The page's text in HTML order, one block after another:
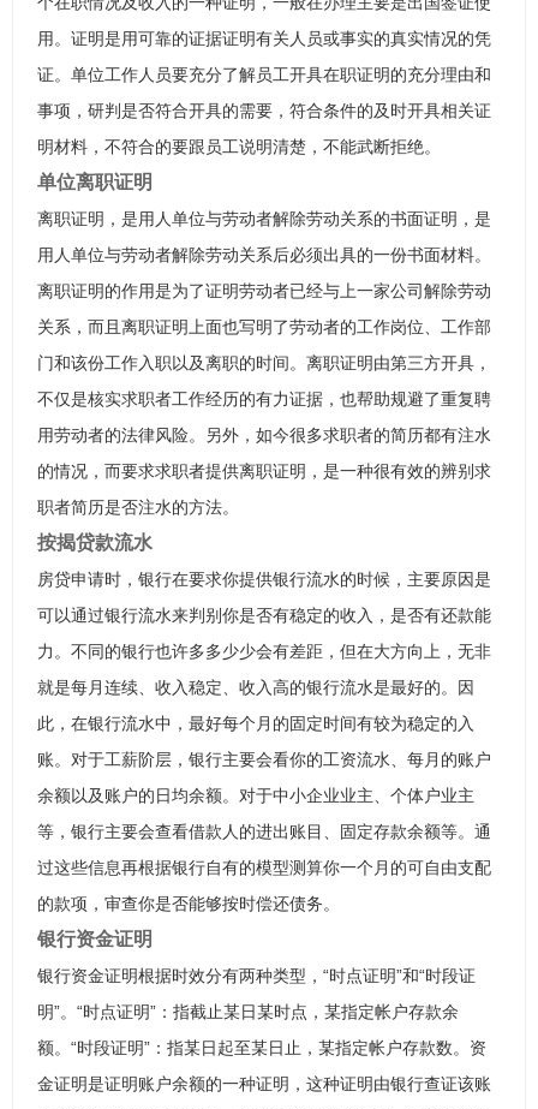
用。证明是用可靠的证据证明有关人员或事实的真实情况的凭
证。单位工作人员要充分了解员工开具在职证明的充分理由和
事项，研判是否符合开具的需要，符合条件的及时开具相关证
明材料，不符合的要跟员工说明清楚，不能武断拒绝。
单位离职证明
离职证明，是用人单位与劳动者解除劳动关系的书面证明，是
用人单位与劳动者解除劳动关系后必须出具的一份书面材料。
离职证明的作用是为了证明劳动者已经与上一家公司解除劳动
关系，而且离职证明上面也写明了劳动者的工作岗位、工作部
门和该份工作入职以及离职的时间。离职证明由第三方开具，
不仅是核实求职者工作经历的有力证据，也帮助规避了重复聘
用劳动者的法律风险。另外，如今很多求职者的简历都有注水
的情况，而要求求职者提供离职证明，是一种很有效的辨别求
职者简历是否注水的方法。
按揭贷款流水
房贷申请时，银行在要求你提供银行流水的时候，主要原因是
可以通过银行流水来判别你是否有稳定的收入，是否有还款能
力。不同的银行也许多多少少会有差距，但在大方向上，无非
就是每月连续、收入稳定、收入高的银行流水是最好的。因
此，在银行流水中，最好每个月的固定时间有较为稳定的入
账。对于工薪阶层，银行主要会看你的工资流水、每月的账户
余额以及账户的日均余额。对于中小企业业主、个体户业主
等，银行主要会查看借款人的进出账目、固定存款余额等。通
过这些信息再根据银行自有的模型测算你一个月的可自由支配
的款项，审查你是否能够按时偿还债务。
银行资金证明
银行资金证明根据时效分有两种类型，“时点证明”和“时段证
明”。“时点证明”：指截止某日某时点，某指定帐户存款余
额。“时段证明”：指某日起至某日止，某指定帐户存款数。资
金证明是证明账户余额的一种证明，这种证明由银行查证该账